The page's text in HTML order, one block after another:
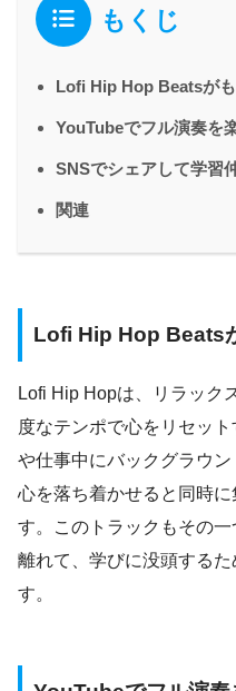
もくじ
Lofi Hip Hop Beatsが
YouTubeでフル演奏を
SNSでシェアして学習
関連
Lofi Hip Hop Beats
Lofi Hip Hopは、リラック
度なテンポで心をリセッ
や仕事中にバックグラウン
心を落ち着かせると同時
す。このトラックもその
離れて、学びに没頭する
す。